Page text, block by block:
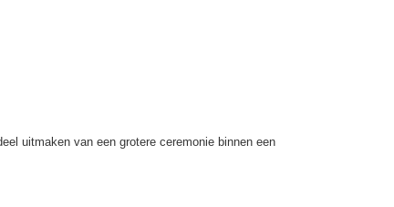
uitmaken van een grotere ceremonie binnen een